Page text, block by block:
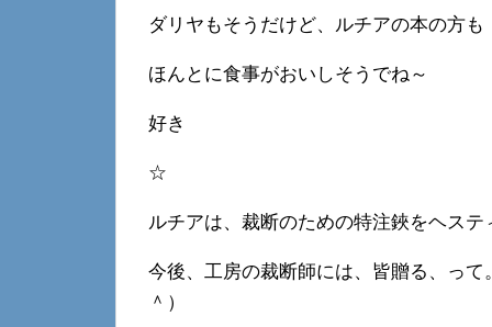
ダリヤもそうだけど、ルチアの本の方も
ほんとに食事がおいしそうでね～
好き
☆
ルチアは、裁断のための特注鋏をヘステ
今後、工房の裁断師には、皆贈る、っ
＾）